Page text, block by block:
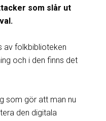
som slår ut
av folkbiblioteken
och i den finns det
som gör att man nu
den digitala